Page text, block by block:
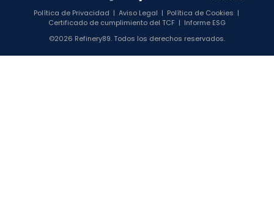
Política de Privacidad | Aviso Legal | Política de Cookies |
Certificado de cumplimiento del TCF | Informe ESG
©2026 Refinery89. Todos los derechos reservados.